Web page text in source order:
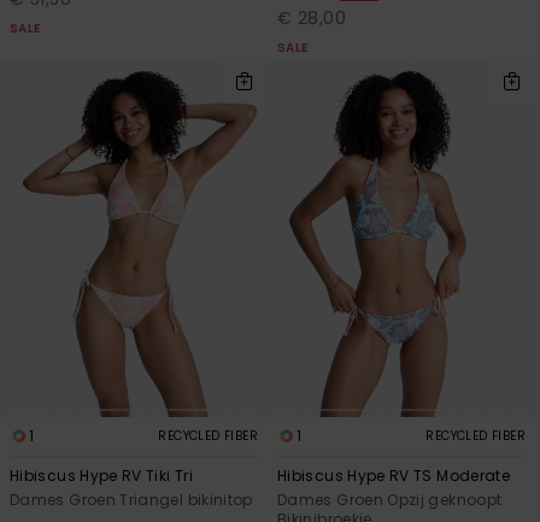
& sjaals
Hoeden &
mutsen
Zonnebrillen
accessoires
Playsuits
Shorts
Rokken
Snow
Accessoires
Surf
Accessoires
bekijken
VERLANGLIJST
SALE € 28,00
SALE
1 RECYCLED FIBER
Hibiscus Hype RV Tiki Tri
Dames Groen Triangel bikinitop
1 RECYCLED FIBER
Hibiscus Hype RV TS Moderate
Dames Groen Opzij geknoopt